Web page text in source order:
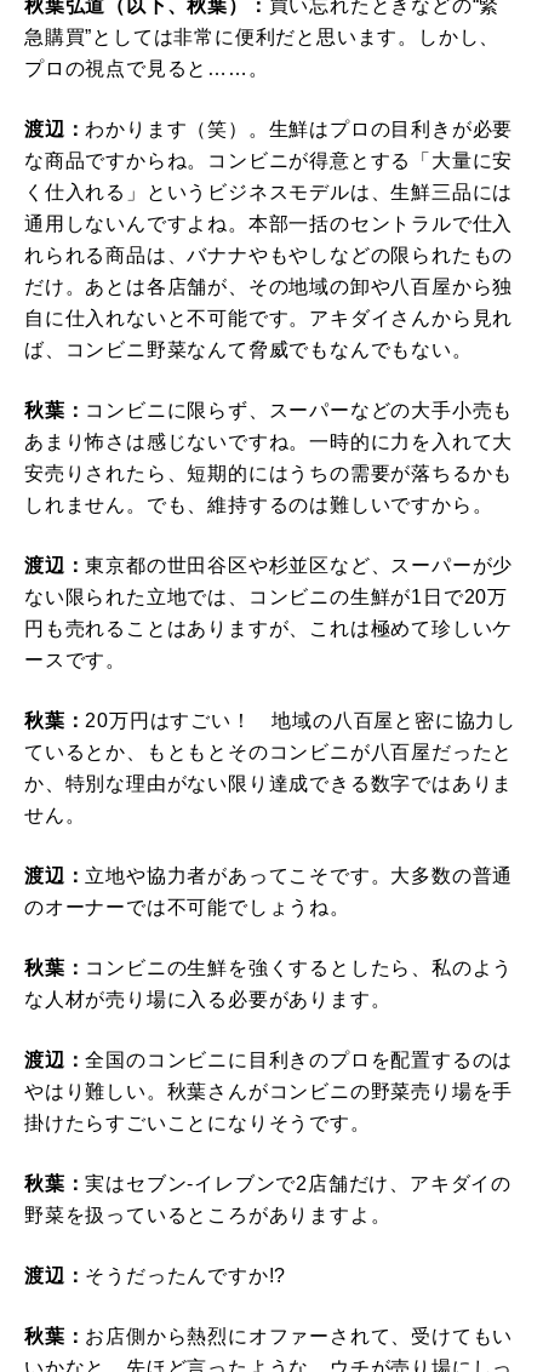
秋葉弘道（以下、秋葉）： 買い忘れたときなどの“緊
急購買”としては非常に便利だと思います。しかし、
プロの視点で見ると……。
渡辺： わかります（笑）。生鮮はプロの目利きが必要
な商品ですからね。コンビニが得意とする「大量に安
く仕入れる」というビジネスモデルは、生鮮三品には
通用しないんですよね。本部一括のセントラルで仕入
れられる商品は、バナナやもやしなどの限られたもの
だけ。あとは各店舗が、その地域の卸や八百屋から独
自に仕入れないと不可能です。アキダイさんから見れ
ば、コンビニ野菜なんて脅威でもなんでもない。
秋葉： コンビニに限らず、スーパーなどの大手小売も
あまり怖さは感じないですね。一時的に力を入れて大
安売りされたら、短期的にはうちの需要が落ちるかも
しれません。でも、維持するのは難しいですから。
渡辺：東京都の世田谷区や杉並区など、スーパーが少
ない限られた立地では、コンビニの生鮮が1日で20万
円も売れることはありますが、これは極めて珍しいケ
ースです。
秋葉： 20万円はすごい！ 地域の八百屋と密に協力し
ているとか、もともとそのコンビニが八百屋だったと
か、特別な理由がない限り達成できる数字ではありま
せん。
渡辺： 立地や協力者があってこそです。大多数の普通
のオーナーでは不可能でしょうね。
秋葉： コンビニの生鮮を強くするとしたら、私のよう
な人材が売り場に入る必要があります。
渡辺：全国のコンビニに目利きのプロを配置するのは
やはり難しい。秋葉さんがコンビニの野菜売り場を手
掛けたらすごいことになりそうです。
秋葉：実はセブン-イレブンで2店舗だけ、アキダイの
野菜を扱っているところがありますよ。
渡辺： そうだったんですか!?
秋葉： お店側から熱烈にオファーされて、受けてもい
いかなと。先ほど言ったような、ウチが売り場にしっ